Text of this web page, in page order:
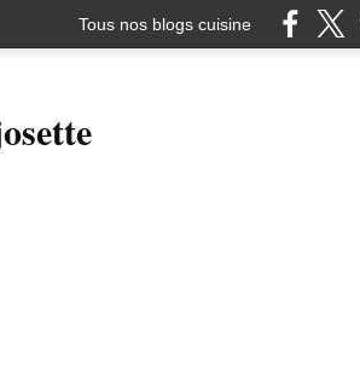
Tous nos blogs cuisine